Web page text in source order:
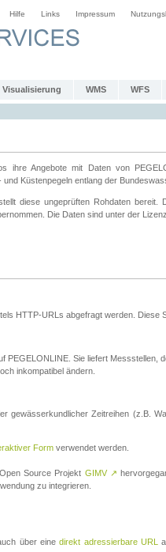
Hilfe Links Impressum
Visualisierung WMS WFS
ihre Angebote mit Daten von
Küstenpegeln entlang der
diese ungeprüften Rohdaten
Die Daten sind unter der Lizenz
HTTP-URLs abgefragt werden.
PEGELONLINE. Sie liefert Messstellen,
inkompatibel ändern.
gewässerkundlicher Zeitreihen (z.B.
Form verwendet werden.
Source Projekt GIMV ↗
zu integrieren.
über einedirekt adressierbare URL